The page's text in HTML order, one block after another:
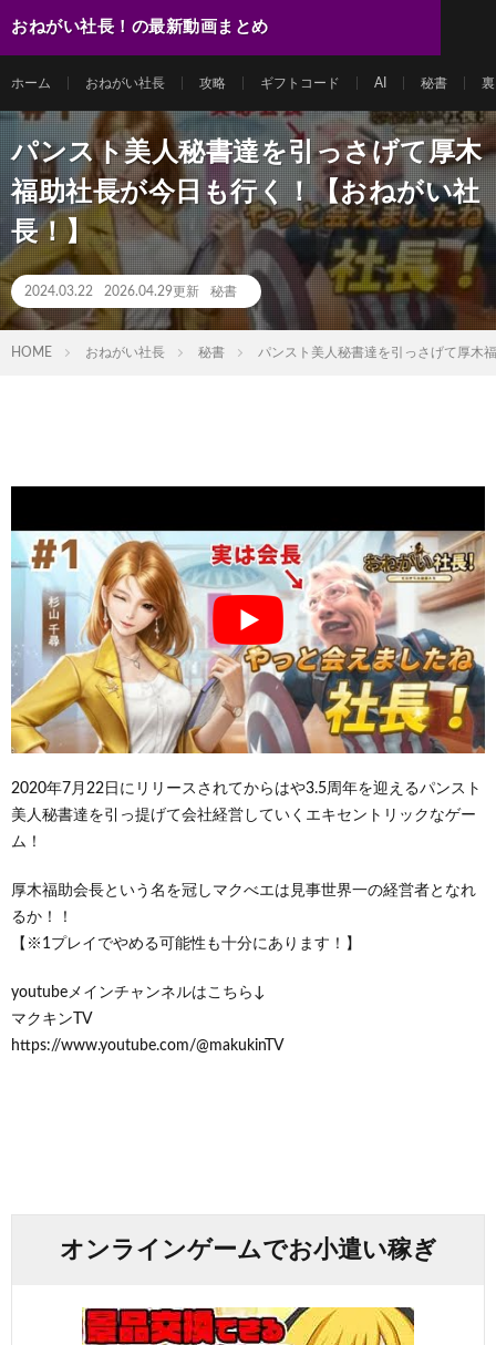
おねがい社長！の最新動画まとめ
ホーム おねがい社長 攻略 ギフトコード AI 秘書
パンスト美人秘書達を引っさげて厚木
福助社長が今日も行く！【おねがい社
長！】
2024.03.22 2026.04.29更新 秘書
HOME おねがい社長 秘書 パンスト美人秘書達を引っさげて厚木
2020年7月22日にリリースされてからはや3.5周年を迎えるパンスト
美人秘書達を引っ提げて会社経営していくエキセントリックなゲー
ム！
厚木福助会長という名を冠しマクべエは見事世界一の経営者となれ
るか！！
【※1プレイでやめる可能性も十分にあります！】
youtubeメインチャンネルはこちら↓
マクキンTV
https://www.youtube.com/@makukinTV
オンラインゲームでお小遣い稼ぎ